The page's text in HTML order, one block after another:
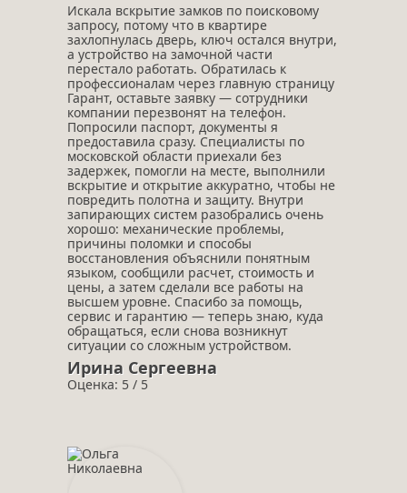
Искала вскрытие замков по поисковому
запросу, потому что в квартире
захлопнулась дверь, ключ остался внутри,
а устройство на замочной части
перестало работать. Обратилась к
профессионалам через главную страницу
Гарант, оставьте заявку — сотрудники
компании перезвонят на телефон.
Попросили паспорт, документы я
предоставила сразу. Специалисты по
московской области приехали без
задержек, помогли на месте, выполнили
вскрытие и открытие аккуратно, чтобы не
повредить полотна и защиту. Внутри
запирающих систем разобрались очень
хорошо: механические проблемы,
причины поломки и способы
восстановления объяснили понятным
языком, сообщили расчет, стоимость и
цены, а затем сделали все работы на
высшем уровне. Спасибо за помощь,
сервис и гарантию — теперь знаю, куда
обращаться, если снова возникнут
ситуации со сложным устройством.
Ирина Сергеевна
Оценка: 5 / 5